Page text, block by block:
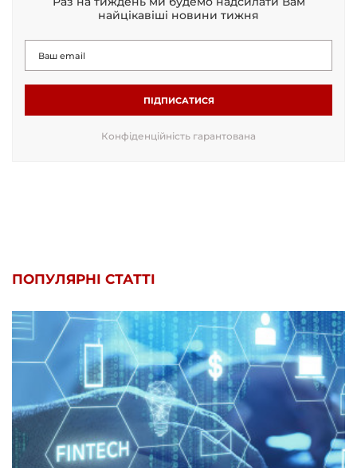
найцікавіші новини тижня
ПІДПИСАТИСЯ
Конфіденційність гарантована
ПОПУЛЯРНІ СТАТТІ